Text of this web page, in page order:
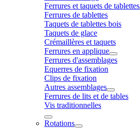
Ferrures et taquets de tablettes
Ferrures de tablettes
Taquets de tablettes bois
Taquets de glace
Crémaillères et taquets
Ferrures en applique
Ferrures d'assemblages
Equerres de fixation
Clips de fixation
Autres assemblages
Ferrures de lits et de tables
Vis traditionnelles
Rotations